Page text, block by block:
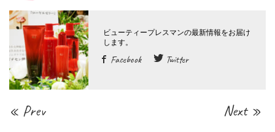
Facebook Twitter
« Prev Next »